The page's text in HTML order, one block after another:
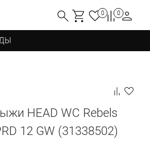
0 0
HEAD WC Rebels
12 GW (31338502)